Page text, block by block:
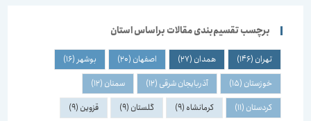
برچسب تقسیم‌بندی مقالات براساس استان
تهران(146) همدان(27) اصفهان(20) بوشهر(16)
خوزستان(15) آذربایجان شرقی(12) سمنان(12)
کردستان(11) کرمانشاه(9) گلستان(9) قزوین(9)